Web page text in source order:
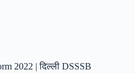
2022 | दिल्ली DSSSB